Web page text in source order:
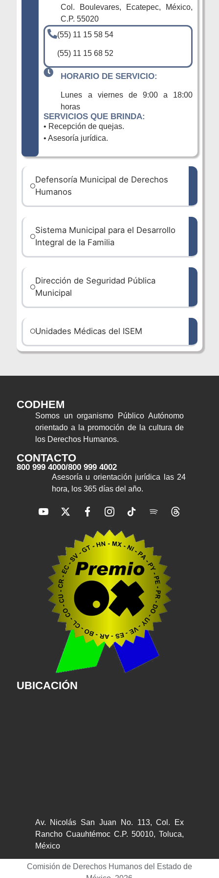
Col. Boulevares, Ecatepec, México,
C.P. 55020
(55) 11 15 58 54
(55) 11 15 68 52
HORARIO DE SERVICIO:
Lunes a viernes de 9:00 a 18:00
horas
SERVICIOS QUE BRINDA:
• Recepción de quejas.
• Asesoría jurídica.
Defensoría Municipal de Derechos
Humanos
Sistema Municipal para el Desarrollo
Integral de la Familia
Dirección de Seguridad Pública
Municipal
Unidades Médicas del ISEM
CODHEM
Somos un organismo Público Autónomo
orientado a la promoción de la cultura de
los Derechos Humanos.
CONTACTO
800 999 4000/800 999 4002
Asesoría u orientación jurídica las 24
hora, los 365 días del año.
UBICACIÓN
Av. Nicolás San Juan No. 113, Col. Ex
Rancho Cuauhtémoc C.P. 50010, Toluca,
México
Comisión de Derechos Humanos del Estado de